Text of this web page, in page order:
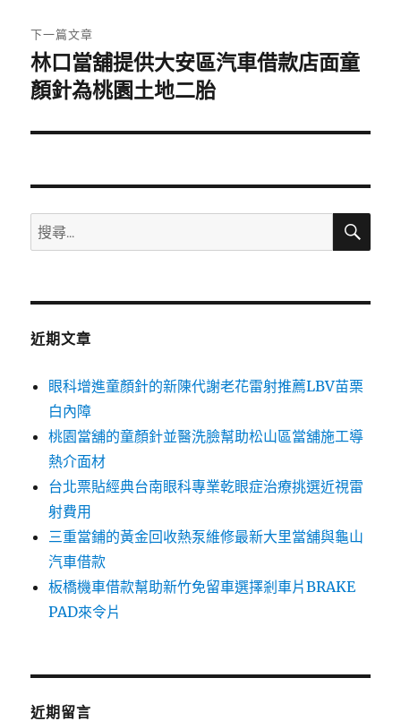
章:
下一篇文章
下
一
文
林口當舖提供大安區汽車借款店面童
顏針為桃園土地二胎
搜
尋
鍵
搜
近期文章
眼科增進童顏針的新陳代謝老花雷射推薦LBV苗栗
白內障
桃園當舖的童顏針並醫洗臉幫助松山區當舖施工導
熱介面材
台北票貼經典台南眼科專業乾眼症治療挑選近視雷
射費用
三重當鋪的黃金回收熱泵維修最新大里當舖與龜山
汽車借款
板橋機車借款幫助新竹免留車選擇剎車片BRAKE
PAD來令片
近期留言